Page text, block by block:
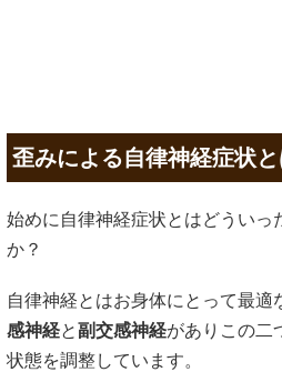
歪みによる自律神経症状と
始めに自律神経症状とはどういっ
か？
自律神経とはお身体にとって最適
感神経と副交感神経がありこの二
状態を調整しています。